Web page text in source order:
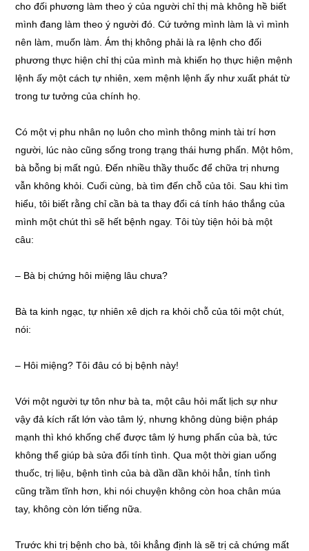
cho đối phương làm theo ý của người chỉ thị mà không hề biết
mình đang làm theo ý người đó. Cứ tưởng mình làm là vì mình
nên làm, muốn làm. Ám thị không phải là ra lệnh cho đối
phương thực hiện chỉ thị của mình mà khiến họ thực hiện mệnh
lệnh ấy một cách tự nhiên, xem mệnh lệnh ấy như xuất phát từ
trong tư tưởng của chính họ.
Có một vị phu nhân nọ luôn cho mình thông minh tài trí hơn
người, lúc nào cũng sống trong trạng thái hưng phấn. Một hôm,
bà bỗng bị mất ngủ. Đến nhiều thầy thuốc để chữa trị nhưng
vẫn không khỏi. Cuối cùng, bà tìm đến chỗ của tôi. Sau khi tìm
hiểu, tôi biết rằng chỉ cần bà ta thay đổi cá tính háo thắng của
mình một chút thì sẽ hết bệnh ngay. Tôi tùy tiện hỏi bà một
câu:
– Bà bị chứng hôi miệng lâu chưa?
Bà ta kinh ngạc, tự nhiên xê dịch ra khỏi chỗ của tôi một chút,
nói:
– Hôi miệng? Tôi đâu có bị bệnh này!
Với một người tự tôn như bà ta, một câu hỏi mất lịch sự như
vậy đả kích rất lớn vào tâm lý, nhưng không dùng biện pháp
mạnh thì khó khống chế được tâm lý hưng phấn của bà, tức
không thể giúp bà sửa đổi tính tình. Qua một thời gian uống
thuốc, trị liệu, bệnh tình của bà dần dần khỏi hẳn, tính tình
cũng trầm tĩnh hơn, khi nói chuyện không còn hoa chân múa
tay, không còn lớn tiếng nữa.
Trước khi trị bệnh cho bà, tôi khẳng định là sẽ trị cả chứng mất